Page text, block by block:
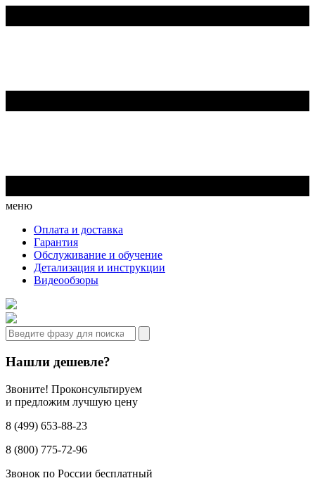
меню
Оплата и доставка
Гарантия
Обслуживание и обучение
Детализация и инструкции
Видеообзоры
Нашли дешевле?
Звоните! Проконсультируем
и предложим лучшую цену
8 (499) 653-88-23
8 (800) 775-72-96
Звонок по России бесплатный